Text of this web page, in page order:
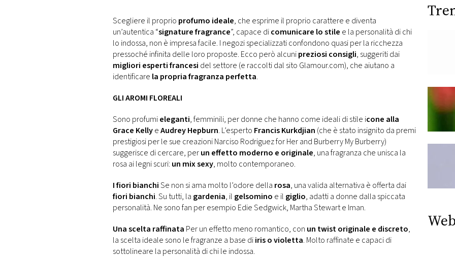
Scegliere il proprio profumo ideale, che esprime il proprio carattere e diventa
un’autentica “signature fragrance”, capace dicomunicare lo stile e la personalità di chi
lo indossa, non è impresa facile. I negozi specializzati confondono quasi per la ricchezza
pressoché infinita delle loro proposte. Ecco però alcunipreziosi consigli, suggeriti dai
migliori esperti francesi del settore (e raccolti dal sito Glamour.com), che aiutano a
identificare la propria fragranza perfetta.
GLI AROMI FLOREALI
Sono profumieleganti, femminili, per donne che hanno come ideali di stile icone alla
Grace KellyeAudrey Hepburn. L’esperto Francis Kurkdjian (che è stato insignito da premi
prestigiosi per le sue creazioni Narciso Rodriguez for Her and Burberry My Burberry)
suggerisce di cercare, perun effetto moderno e originale, una fragranza che unisca la
rosa ai legni scuri: un mix sexy, molto contemporaneo.
I fiori bianchiSe non si ama molto l’odore della rosa, una valida alternativa è offerta dai
fiori bianchi. Su tutti, la gardenia, il gelsomino e il giglio, adatti a donne dalla spiccata
personalità. Ne sono fan per esempio Edie Sedgwick, Martha Stewart e Iman.
Una scelta raffinata Per un effetto meno romantico, con un twist originale e discreto,
la scelta ideale sono le fragranze a base diiris o violetta. Molto raffinate e capaci di
sottolineare la personalità di chi le indossa.